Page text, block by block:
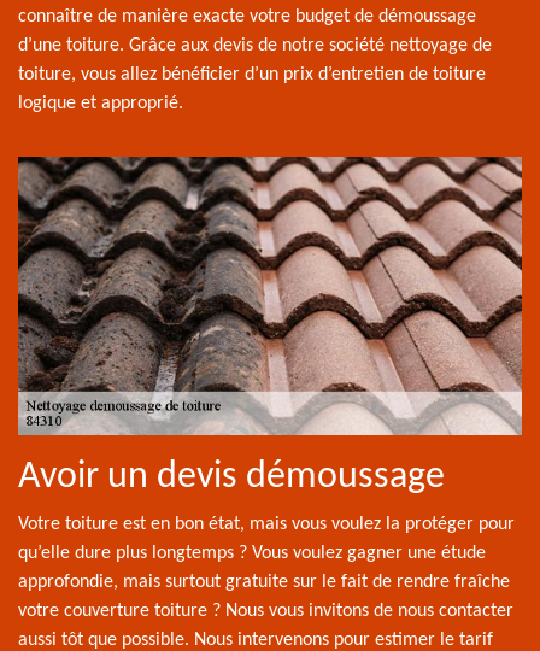
connaître de manière exacte votre budget de démoussage
d’une toiture. Grâce aux devis de notre société nettoyage de
toiture, vous allez bénéficier d’un prix d’entretien de toiture
logique et approprié.
Avoir un devis démoussage
Votre toiture est en bon état, mais vous voulez la protéger pour
qu’elle dure plus longtemps ? Vous voulez gagner une étude
approfondie, mais surtout gratuite sur le fait de rendre fraîche
votre couverture toiture ? Nous vous invitons de nous contacter
aussi tôt que possible. Nous intervenons pour estimer le tarif